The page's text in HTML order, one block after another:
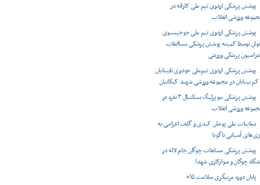
پوشش پزشکی اردوی تیم ملی کاراته در
ورزشی انقلاب
پوشش پزشکی اردوی تیم ملی جوجیتسوی
توسط کمیته پوشش پزشکی مساابقات
پزشکی ورزشی
پوشش پزشکی اردوی تیم‌ملی جودوی نابینایان
بینایان در مجموعه ورزشی شهید کبکانیان
پوشش پزشکی سوپرلیگ بسکتبال ۳ نفره در
ورزشی انقلاب
معاینات ملی پوشان کبدی و گلف اعزامی به
آسیایی ناگویا
پوشش پزشکی مسابقات چوگان جام لاله در
چوگان و سوارکاری شهدا
پایان دوره مربیگری سلامت ۱۵+